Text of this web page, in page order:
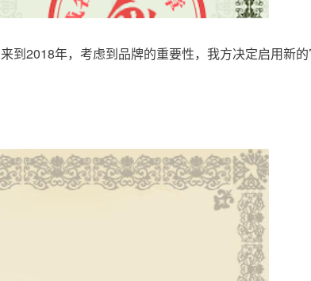
到2018年，考虑到品牌的重要性，我方决定启用新